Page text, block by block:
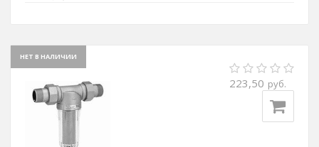
НЕТ В НАЛИЧИИ
223,50 руб.